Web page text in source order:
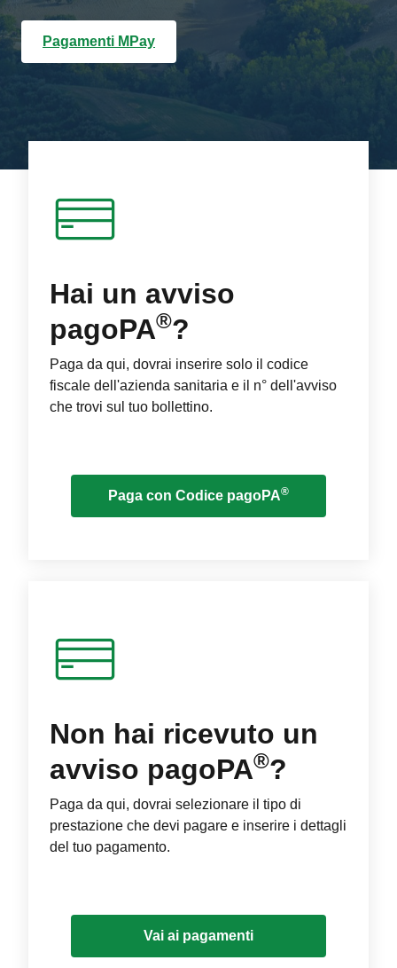
Pagamenti MPay
Hai un avviso
pagoPA®?
Paga da qui, dovrai inserire solo il codice
fiscale dell'azienda sanitaria e il n° dell'avviso
che trovi sul tuo bollettino.
Paga con Codice pagoPA®
Non hai ricevuto un
avviso pagoPA®?
Paga da qui, dovrai selezionare il tipo di
prestazione che devi pagare e inserire i dettagli
del tuo pagamento.
Vai ai pagamenti